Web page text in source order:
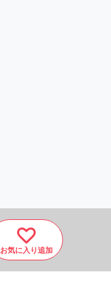
お気に入り追加